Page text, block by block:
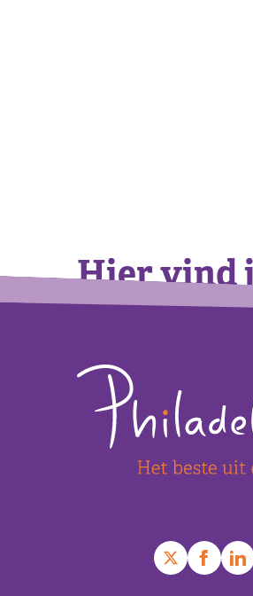
Hier vind